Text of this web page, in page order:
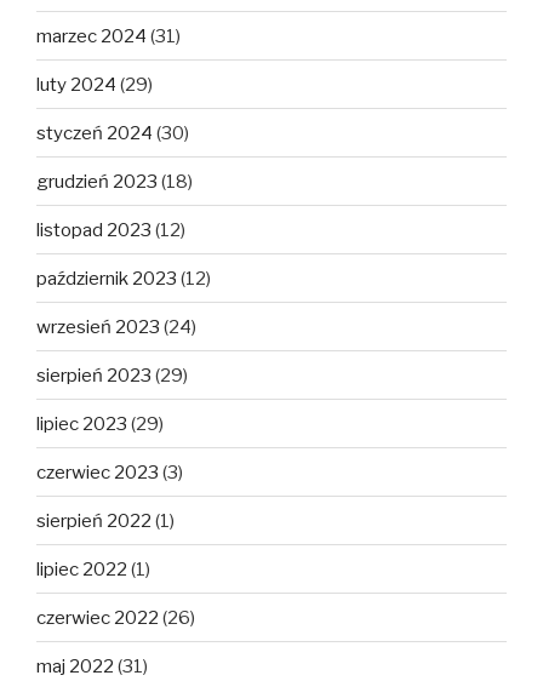
marzec 2024 (31)
luty 2024 (29)
styczeń 2024 (30)
grudzień 2023 (18)
listopad 2023 (12)
październik 2023 (12)
wrzesień 2023 (24)
sierpień 2023 (29)
lipiec 2023 (29)
czerwiec 2023 (3)
sierpień 2022 (1)
lipiec 2022 (1)
czerwiec 2022 (26)
maj 2022 (31)